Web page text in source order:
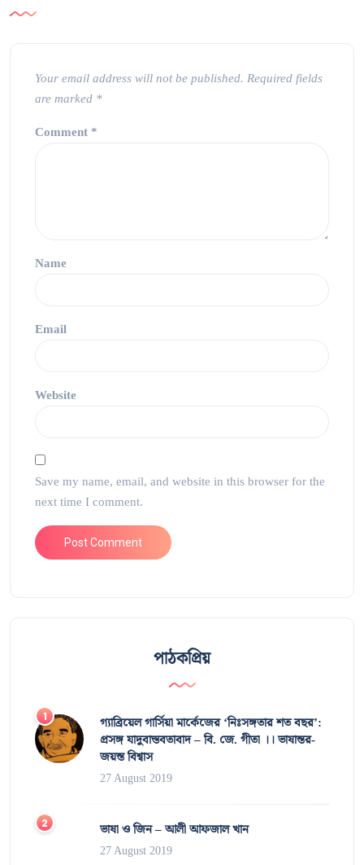
Your email address will not be published. Required fields
are marked *
Comment *
Name
Email
Website
Save my name, email, and website in this browser for the
next time I comment.
পাঠকপ্রিয়
গ্যাব্রিয়েল গার্সিয়া মার্কেজের ‘নিঃসঙ্গতার শত বছর’:
প্রসঙ্গ যাদুবাস্তবতাবাদ – বি. জে. গীতা ।। ভাষান্তর-
জয়ন্ত বিশ্বাস
27 August 2019
ভাষা ও জিন – আলী আফজাল খান
27 August 2019